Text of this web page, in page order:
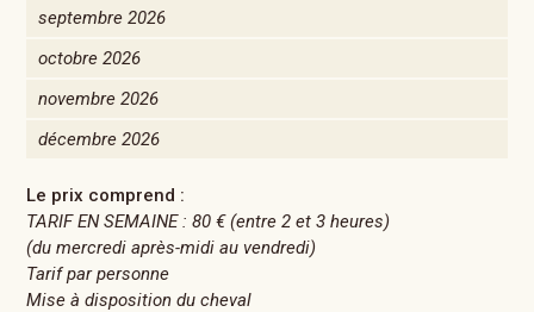
septembre 2026
octobre 2026
novembre 2026
décembre 2026
Le prix comprend :
TARIF EN SEMAINE : 80 € (entre 2 et 3 heures)
(du mercredi après-midi au vendredi)
Tarif par personne
Mise à disposition du cheval